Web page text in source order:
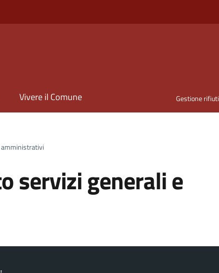
Vivere il Comune Gestione rifiuti
amministrativi
servizi generali e